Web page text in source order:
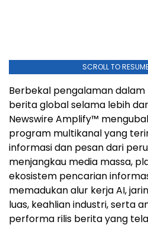
SCROLL TO
Berbekal pengalaman dalam
berita global selama lebih
Newswire Amplify™
program multikanal yang
informasi dan pesan dari
menjangkau media massa,
ekosistem pencarian
memadukan alur kerja AI,
luas, keahlian industri, serta
performa rilis berita yang